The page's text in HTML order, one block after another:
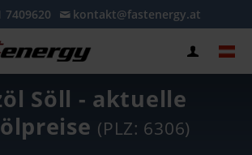
7409620 kontakt@fastenergy.at
Söll - aktuelle
(PLZ: 6306)